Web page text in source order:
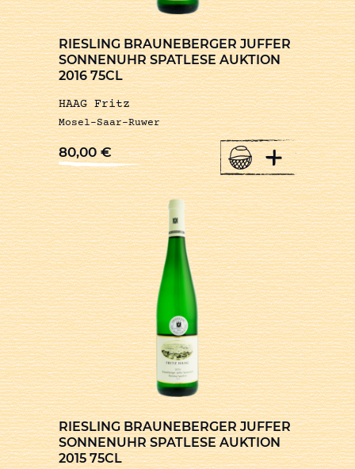
RIESLING BRAUNEBERGER JUFFER
SONNENUHR SPATLESE AUKTION
2016 75CL
HAAG Fritz
Mosel-Saar-Ruwer
80,00€ +
RIESLING BRAUNEBERGER JUFFER
SONNENUHR SPATLESE AUKTION
2015 75CL